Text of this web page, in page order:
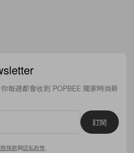
每週都會收到 POPBEE 獨家時尚新
訂閱
條款與隱私政策